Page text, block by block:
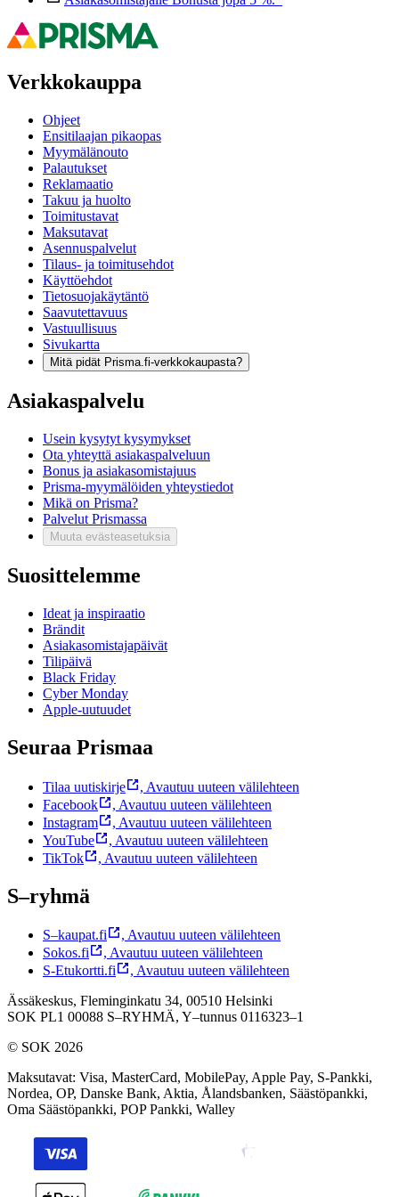
Verkkokauppa
Ohjeet
Ensitilaajan pikaopas
Myymälänouto
Palautukset
Reklamaatio
Takuu ja huolto
Toimitustavat
Maksutavat
Asennuspalvelut
Tilaus- ja toimitusehdot
Käyttöehdot
Tietosuojakäytäntö
Saavutettavuus
Vastuullisuus
Sivukartta
Mitä pidät Prisma.fi-verkkokaupasta?
Asiakaspalvelu
Usein kysytyt kysymykset
Ota yhteyttä asiakaspalveluun
Bonus ja asiakasomistajuus
Prisma-myymälöiden yhteystiedot
Mikä on Prisma?
Palvelut Prismassa
Muuta evästeasetuksia
Suosittelemme
Ideat ja inspiraatio
Brändit
Asiakasomistajapäivät
Tilipäivä
Black Friday
Cyber Monday
Apple-uutuudet
Seuraa Prismaa
Tilaa uutiskirje , Avautuu uuteen välilehteen
Facebook
, Avautuu uuteen välilehteen
Instagram
, Avautuu uuteen välilehteen
YouTube
, Avautuu uuteen välilehteen
TikTok
, Avautuu uuteen välilehteen
S–ryhmä
S–kaupat.fi , Avautuu uuteen välilehteen
Sokos.fi
, Avautuu uuteen välilehteen
S-Etukortti.fi
, Avautuu uuteen välilehteen
Ässäkeskus, Fleminginkatu 34, 00510 Helsinki
SOK PL1 00088 S–RYHMÄ, Y–tunnus 0116323–1
© SOK 2026
Maksutavat: Visa, MasterCard, MobilePay, Apple Pay, S-Pankki,
Nordea, OP, Danske Bank, Aktia, Ålandsbanken, Säästöpankki,
Oma Säästöpankki, POP Pankki, Walley